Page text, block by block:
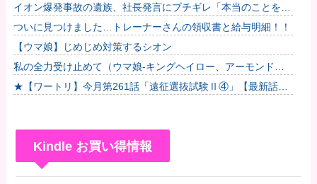
イオン爆発事故の遺族、社長発言にブチギレ「本当のことを話
して」
ついに見つけました…トレーナーさんの領収書と給与明細！！
【ウマ娘】じめじめ対策するシオン
私の全力受け止めて（ウマ娘-キングヘイロー、アーモンドア
イ、フサイチパンドラ、ラインクラフト）
★【ワートリ】今月第261話「遠征選抜試験Ⅱ④」【最新話コ
Kindle お買い得情報